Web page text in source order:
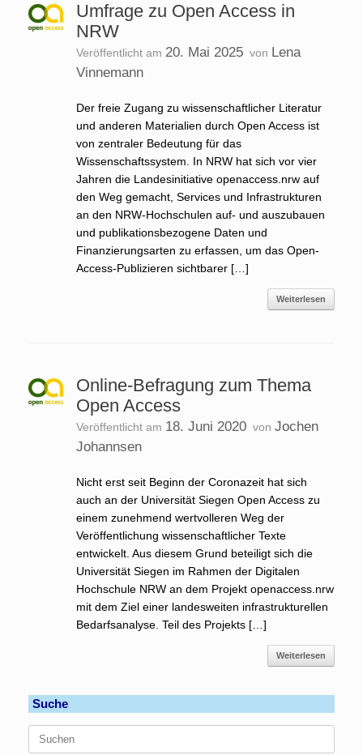
Umfrage zu Open Access in
NRW
Veröffentlicht am 20. Mai 2025 von Lena
Vinnemann
Der freie Zugang zu wissenschaftlicher Literatur
und anderen Materialien durch Open Access ist
von zentraler Bedeutung für das
Wissenschaftssystem. In NRW hat sich vor vier
Jahren die Landesinitiative openaccess.nrw auf
den Weg gemacht, Services und Infrastrukturen
an den NRW-Hochschulen auf- und auszubauen
und publikationsbezogene Daten und
Finanzierungsarten zu erfassen, um das Open-
Access-Publizieren sichtbarer […]
Weiterlesen
Online-Befragung zum Thema
Open Access
Veröffentlicht am 18. Juni 2020 von Jochen
Johannsen
Nicht erst seit Beginn der Coronazeit hat sich
auch an der Universität Siegen Open Access zu
einem zunehmend wertvolleren Weg der
Veröffentlichung wissenschaftlicher Texte
entwickelt. Aus diesem Grund beteiligt sich die
Universität Siegen im Rahmen der Digitalen
Hochschule NRW an dem Projekt openaccess.nrw
mit dem Ziel einer landesweiten infrastrukturellen
Bedarfsanalyse. Teil des Projekts […]
Weiterlesen
Suche
Suchen